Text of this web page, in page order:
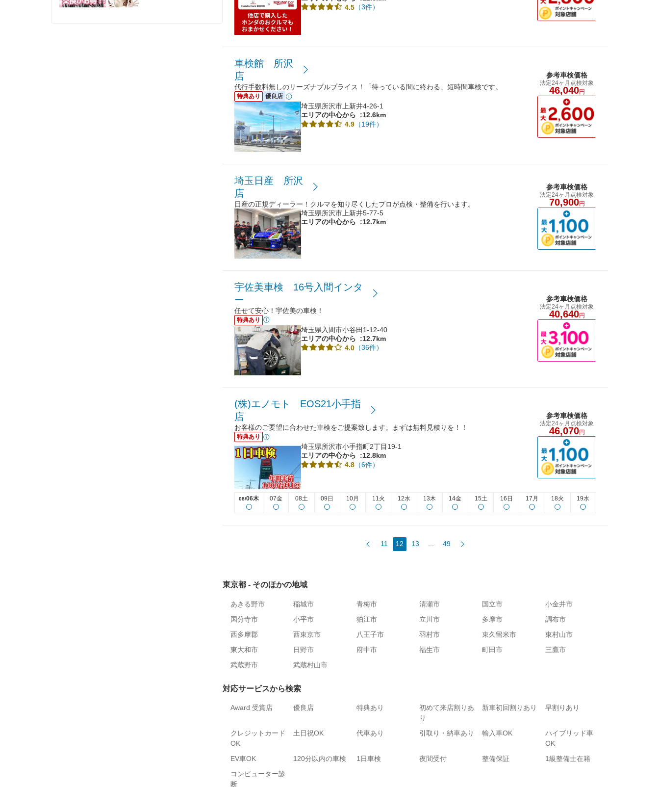
4.5 （3件）
車検館 所沢
店
代行手数料無しのリーズナブルプライス！「待っている間に終わる」短時間車検です。
特典あり 優良店
埼玉県所沢市上新井4-26-1
エリアの中心から
:12.6km
4.9 （19件）
参考車検価格
法定24ヶ月点検対象
46,040円
埼玉日産 所沢
店
日産の正規ディーラー！クルマを知り尽くしたプロが点検・整備を行います。
埼玉県所沢市上新井5-77-5
エリアの中心から
:12.7km
参考車検価格
法定24ヶ月点検対象
70,900円
宇佐美車検 16号入間インタ
ー
任せて安心！宇佐美の車検！
特典あり
埼玉県入間市小谷田1-12-40
エリアの中心から
:12.7km
4.0 （36件）
参考車検価格
法定24ヶ月点検対象
40,640円
(株)エノモト EOS21小手指
店
お客様のご要望に合わせた車検をご提案致します。まずは無料見積りを！！
特典あり
埼玉県所沢市小手指町2丁目19-1
エリアの中心から
:12.8km
4.8 （6件）
参考車検価格
法定24ヶ月点検対象
46,070円
08/06木 07金 08土 09日 10月 11火 12水 13木 14金 15土 16日 17月 18火 19水
11 12 13 ... 49
東京都 - そのほかの地域
あきる野市 稲城市 青梅市 清瀬市 国立市
小金井市
国分寺市
小平市 狛江市 立川市 多摩市
調布市
西多摩郡
西東京市 八王子市 羽村市 東久留米市
東村山市
東大和市
日野市 府中市 福生市 町田市
三鷹市
武蔵野市
武蔵村山市
対応サービスから検索
Award 受賞店 優良店 特典あり
初めて来店割りあ
り
新車初回割りあり 早割りあり
クレジットカード
OK
土日祝OK 代車あり 引取り・納車あり 輸入車OK
ハイブリッド車
OK
EV車OK
120分以内の車検 1日車検 夜間受付 整備保証
1級整備士在籍
コンピューター診
断